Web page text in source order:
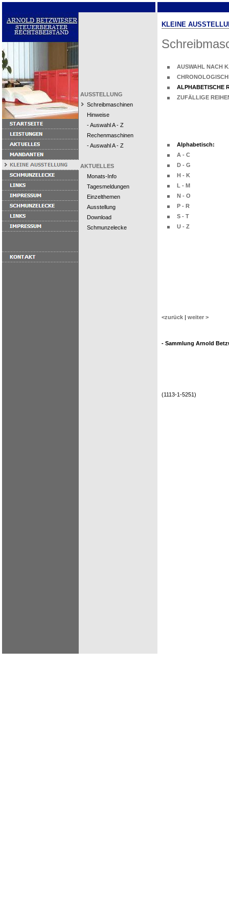
AUSSTELLUNG
Schreibmaschinen
Hinweise
- Auswahl A - Z
Rechenmaschinen
- Auswahl A - Z
AKTUELLES
Monats-Info
Tagesmeldungen
Einzelthemen
Ausstellung
Download
Schmunzelecke
KLEINE
AUSWAHL NACH
ALPHABETISCHE
ZUFÄLLIGE
Alphabetisch:
A - C
D - G
H - K
L - M
N - O
P - R
S - T
U - Z
<zurück | weiter >
- Sammlung Arnold
(1113-1-5251)